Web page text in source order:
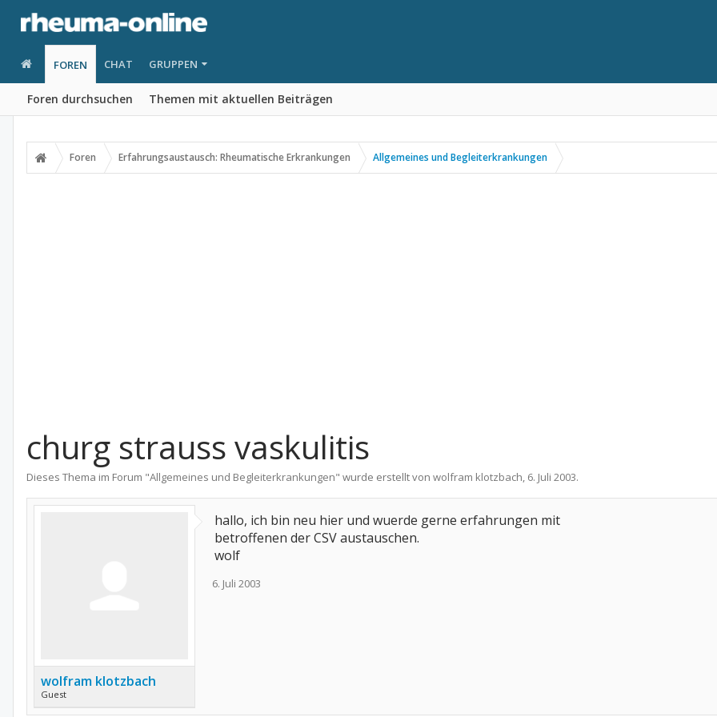
FOREN
Foren durchsuchen Themen mit aktuellen Beiträgen
CHAT GRUPPEN
Foren Erfahrungsaustausch: Rheumatische Erkrankungen Allgemeines und Begleiterkrankungen
churg strauss vaskulitis
Dieses Thema im Forum "Allgemeines und Begleiterkrankungen" wurde erstellt von wolfram klotzbach, 6. Juli 2003.
wolfram klotzbach
Guest
hallo, ich bin neu hier und wuerde gerne erfahrungen mit
betroffenen der CSV austauschen.
wolf
6. Juli 2003